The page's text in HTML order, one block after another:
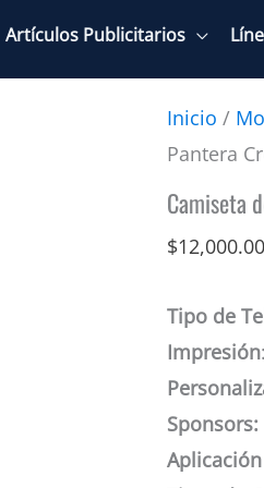
Artículos Publicitarios
Inicio /
Pantera
Camiseta
$12,000.00
Tipo de
Impresión
Sponsors: